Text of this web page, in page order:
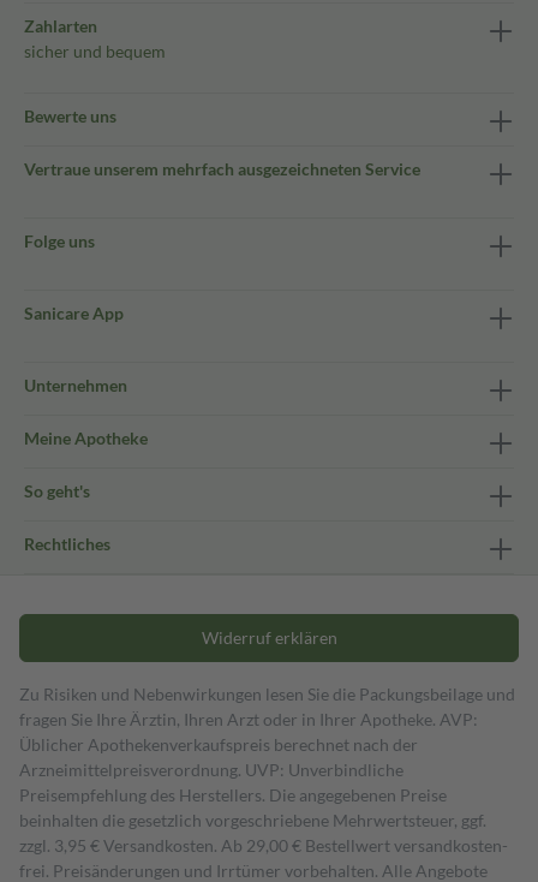
Zahlarten
sicher und bequem
Bewerte uns
Vertraue unserem mehrfach ausgezeichneten Service
Folge uns
Sanicare App
Unternehmen
Meine Apotheke
So geht's
Rechtliches
Widerruf erklären
Zu Risiken und Nebenwirkungen lesen Sie die Packungsbeilage und
fragen Sie Ihre Ärztin, Ihren Arzt oder in Ihrer Apotheke. AVP:
Üblicher Apothekenverkaufspreis berechnet nach der
Arzneimittelpreisverordnung. UVP: Unverbindliche
Preisempfehlung des Herstellers. Die angegebenen Preise
beinhalten die gesetzlich vorgeschriebene Mehrwertsteuer, ggf.
zzgl. 3,95 € Versandkosten. Ab 29,00 € Bestell­wert versand­kosten­
frei. Preisänderungen und Irrtümer vorbehalten. Alle Angebote